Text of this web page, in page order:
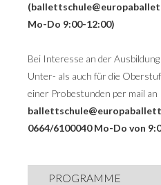
Mo-Do 9:00-12:00)
Bei Interesse an der
Unter- als auch für die
einer Probestunden per mail an
0664/6100040 Mo-Do von
PROGRAMME